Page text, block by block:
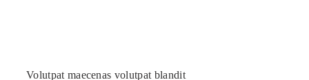
Volutpat maecenas volutpat blandit